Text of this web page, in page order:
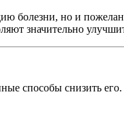
болезни, но и
значительно
способы снизить